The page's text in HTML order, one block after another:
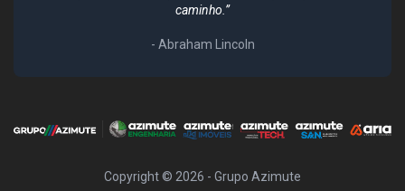
caminho.”
- Abraham Lincoln
Copyright © 2026 - Grupo Azimute